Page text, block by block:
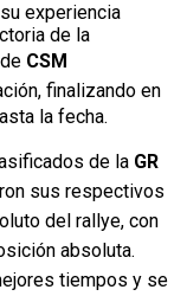
experiencia
de la
de CSM
finalizando en
la fecha.
de la GR
sus respectivos
del rallye, con
absoluta.
tiempos y se